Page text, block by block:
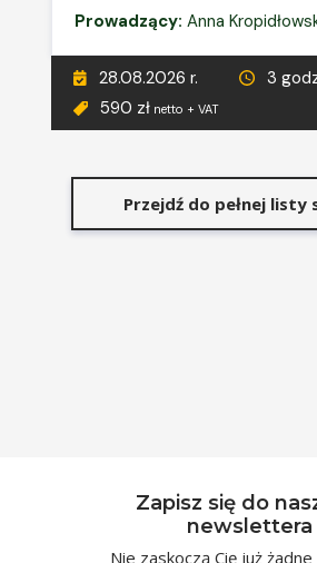
Prowadzący: Anna
28.08.2026 r.
3
590 zł netto + VAT
Przejdź do pełnej listy
Zapisz się do
newslettera
Nie zaskoczą Cię już